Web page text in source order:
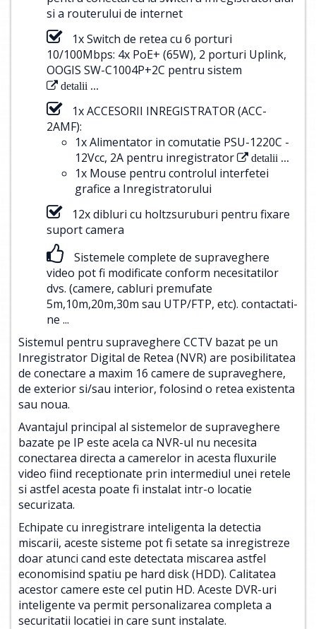
si a routerului de internet
1x Switch de retea cu 6 porturi
10/100Mbps: 4x PoE+ (65W), 2 porturi Uplink,
OOGIS SW-C1004P+2C pentru sistem
detalii ...
1x ACCESORII INREGISTRATOR (ACC-
2AMF):
1x Alimentator in comutatie PSU-1220C -
12Vcc, 2A pentru inregistrator
detalii ...
1x Mouse pentru controlul interfetei
grafice a Inregistratorului
12x dibluri cu holtzsuruburi pentru fixare
suport camera
Sistemele complete de supraveghere
video pot fi modificate conform necesitatilor
dvs. (camere, cabluri premufate
5m,10m,20m,30m sau UTP/FTP, etc). contactati-
ne ...
Sistemul pentru supraveghere CCTV bazat pe un
Inregistrator Digital de Retea (NVR) are posibilitatea
de conectare a maxim 16 camere de supraveghere,
de exterior si/sau interior, folosind o retea existenta
sau noua.
Avantajul principal al sistemelor de supraveghere
bazate pe IP este acela ca NVR-ul nu necesita
conectarea directa a camerelor in acesta fluxurile
video fiind receptionate prin intermediul unei retele
si astfel acesta poate fi instalat intr-o locatie
securizata.
Echipate cu inregistrare inteligenta la detectia
miscarii, aceste sisteme pot fi setate sa inregistreze
doar atunci cand este detectata miscarea astfel
economisind spatiu pe hard disk (HDD). Calitatea
acestor camere este cel putin HD. Aceste DVR-uri
inteligente va permit personalizarea completa a
securitatii locatiei in care sunt instalate.